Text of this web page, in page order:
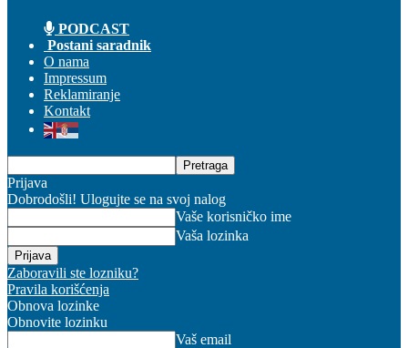
PODCAST
Postani saradnik
O nama
Impressum
Reklamiranje
Kontakt
Prijava
Dobrodošli! Ulogujte se na svoj nalog
Vaše korisničko ime
Vaša lozinka
Zaboravili ste lozniku?
Pravila korišćenja
Obnova lozinke
Obnovite lozinku
Vaš email